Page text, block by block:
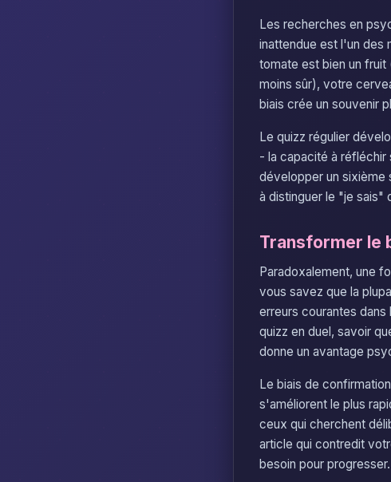
Les recherches en
inattendue est l'un des
tomate est bien un
moins sûr), votre
biais crée un souvenir
Le quizz régulier
- la capacité à réfléchir
développer un sixième
à distinguer le "je sais"
Transformer le
Paradoxalement, une
vous savez que la
erreurs courantes
quizz en duel, savoir
donne un avantage
Le biais de
s'améliorent le plus
ceux qui cherchent
article qui contredit
besoin pour progresser.